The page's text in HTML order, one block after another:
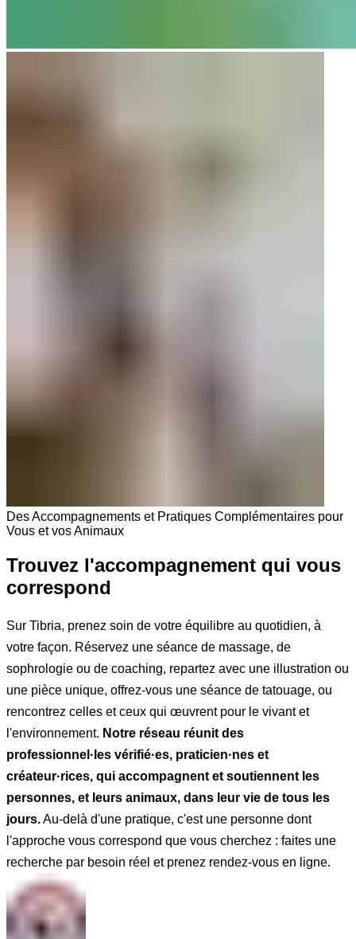
Des Accompagnements et Pratiques Complémentaires pour
Vous et vos Animaux
Trouvez l'accompagnement qui vous
correspond
Sur Tibria, prenez soin de votre équilibre au quotidien, à
votre façon. Réservez une séance de massage, de
sophrologie ou de coaching, repartez avec une illustration ou
une pièce unique, offrez-vous une séance de tatouage, ou
rencontrez celles et ceux qui œuvrent pour le vivant et
l'environnement. Notre réseau réunit des
professionnel·les vérifié·es, praticien·nes et
créateur·rices, qui accompagnent et soutiennent les
personnes, et leurs animaux, dans leur vie de tous les
jours.Au-delà d'une pratique, c'est une personne dont
l'approche vous correspond que vous cherchez : faites une
recherche par besoin réel et prenez rendez-vous en ligne.